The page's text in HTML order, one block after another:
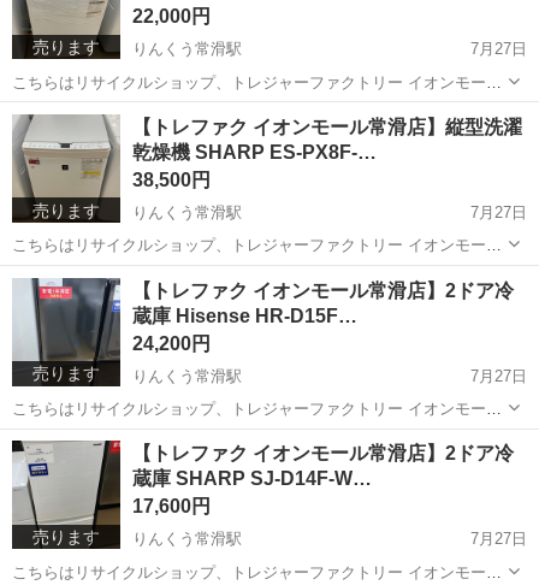
売ります
22,000円
りんくう常滑駅
7月27日
こちらはリサイクルショップ、トレジャーファクトリー イオンモール
常滑店からの出品です。 メーカー：TOSHIBA アイテム：全自動洗濯
機 型番：AW-KS8D8 製造年数：2019年製 お問合せ...
愛知 常滑市 りんくう常滑駅 トレファク
売ります
【トレファク イオンモール常滑店】縦型洗濯
乾燥機 SHARP ES-PX8F-…
38,500円
りんくう常滑駅
7月27日
こちらはリサイクルショップ、トレジャーファクトリー イオンモール
常滑店からの出品です。 メーカー：SHARP アイテム：縦型洗濯乾燥
機 型番：ES-PX8F-W 製造年数：2022年製 お問合せ...
愛知 常滑市 りんくう常滑駅 トレファク
売ります
【トレファク イオンモール常滑店】2ドア冷
蔵庫 Hisense HR-D15F…
24,200円
りんくう常滑駅
7月27日
こちらはリサイクルショップ、トレジャーファクトリー イオンモール
常滑店からの出品です。 メーカー：Hisense アイテム：2ドア冷蔵庫
型番：HR-D15FB 製造年数：2024年製 お問合せ...
愛知 常滑市 りんくう常滑駅 キッチン家電 Hisense
売ります
【トレファク イオンモール常滑店】2ドア冷
蔵庫 SHARP SJ-D14F-W…
17,600円
りんくう常滑駅
7月27日
こちらはリサイクルショップ、トレジャーファクトリー イオンモール